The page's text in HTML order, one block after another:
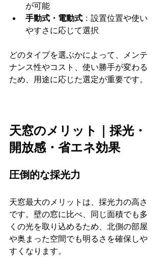
が可能
手動式・電動式 ：設置位置や使い
やすさに応じて選択
どのタイプを選ぶかによって、メンテ
ナンス性やコスト、使い勝手が変わる
ため、用途に応じた選定が重要です。
天窓のメリット｜採光・
開放感・省エネ効果
圧倒的な採光力
天窓最大のメリットは、採光力の高さ
です。壁の窓に比べ、同じ面積でも多
くの光を取り込めるため、北側の部屋
や奥まった空間でも明るさを確保しや
すくなります。